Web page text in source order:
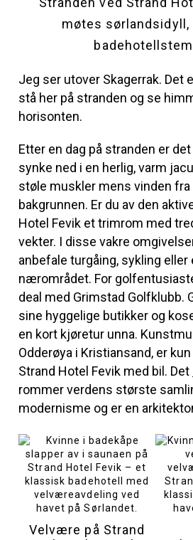
møtes sørlandsidyll,
Jeg ser utover Skagerrak. Det
stå her på stranden og se
horisonten.
Etter en dag på stranden er
synke ned i en herlig, varm
støle muskler mens vinden fra
bakgrunnen. Er du av den
Hotel Fevik et trimrom med
vekter. I disse vakre
anbefale turgåing, sykling eller
nærområdet. For
deal med Grimstad Golfklubb.
sine hyggelige butikker og
en kort kjøretur unna.
Odderøya i Kristiansand, er
Strand Hotel Fevik med bil. Det
rommer verdens største
modernisme og er en
Velvære på Strand